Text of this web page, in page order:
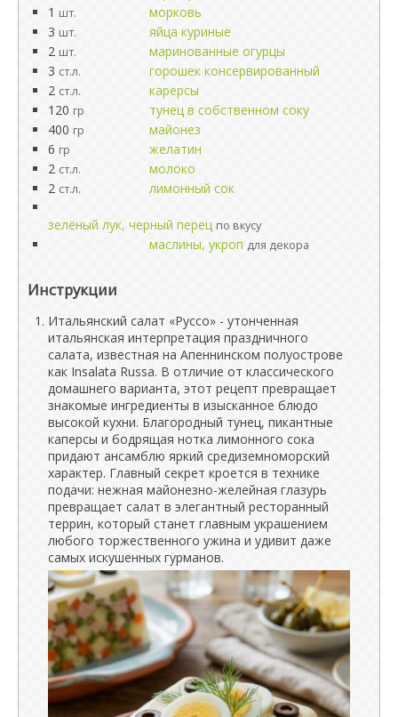
1 шт.
морковь
3 шт.
яйца куриные
2 шт.
маринованные огурцы
3 ст.л.
горошек консервированный
2 ст.л.
карерсы
120 гр
тунец в собственном соку
400 гр
майонез
6 гр
желатин
2 ст.л.
молоко
2 ст.л. лимонный сок
зелёный лук, черный перец по вкусу
маслины, укроп для декора
Инструкции
Итальянский салат «Руссо» - утонченная
итальянская интерпретация праздничного
салата, известная на Апеннинском полуострове
как Insalata Russa. В отличие от классического
домашнего варианта, этот рецепт превращает
знакомые ингредиенты в изысканное блюдо
высокой кухни. Благородный тунец, пикантные
каперсы и бодрящая нотка лимонного сока
придают ансамблю яркий средиземноморский
характер. Главный секрет кроется в технике
подачи: нежная майонезно-желейная глазурь
превращает салат в элегантный ресторанный
террин, который станет главным украшением
любого торжественного ужина и удивит даже
самых искушенных гурманов.